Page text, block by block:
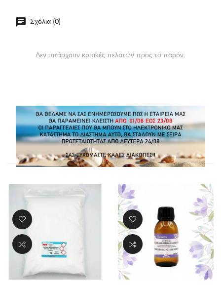
Σχόλια (0)
Δεν υπάρχουν κριτικές πελατών προς το παρόν.
ΠΕΛΆΤΕΣ ΠΟΥ ΑΓΌΡΑΣΑΝ ΑΥΤΌ ΤΟ
ΠΡΟΪΌΝ, ΑΓΌΡΑΣΑΝ ΕΠΊΣΗΣ: